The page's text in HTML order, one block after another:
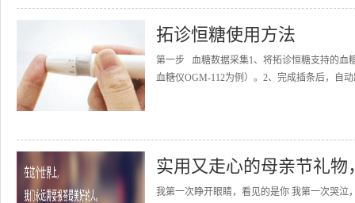
拓诊恒糖使用方法
第一步 血糖数据采集1、将拓诊恒糖支持的血
血糖仪OGM-112为例）。2、完成插条后，自
实用又走心的母亲节礼
我第一次睁开眼睛，看见的是你 我第一次哭泣